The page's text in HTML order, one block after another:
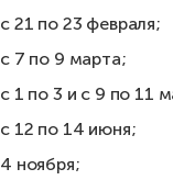
с 21 по 23 февраля;
с 7 по 9 марта;
с 1 по 3 и с 9 по 11
с 12 по 14 июня;
4 ноября;